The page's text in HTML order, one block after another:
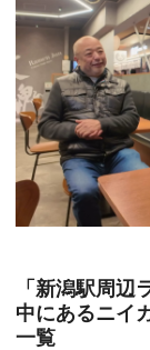
「新潟駅周
中にあるニイ
一覧